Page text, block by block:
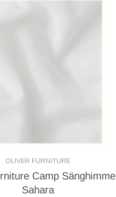
OLIVER FURNITURE
Camp Sänghimmel
Sahara